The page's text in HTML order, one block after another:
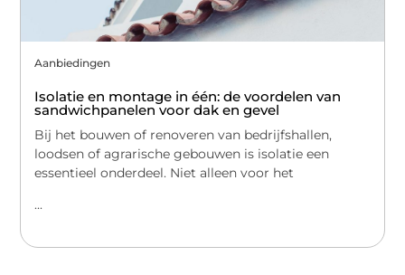
Aanbiedingen
Isolatie en montage in één: de voordelen van
sandwichpanelen voor dak en gevel
Bij het bouwen of renoveren van bedrijfshallen,
loodsen of agrarische gebouwen is isolatie een
essentieel onderdeel. Niet alleen voor het
...